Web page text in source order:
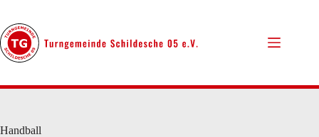
springen
Handball